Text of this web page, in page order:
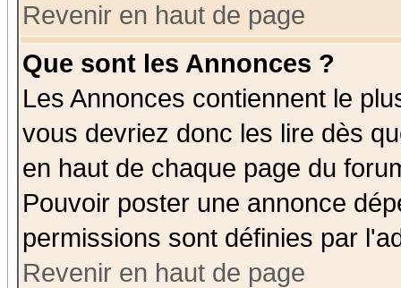
Revenir en haut de page
Que sont les Annonces ?
Les Annonces contiennent le
vous devriez donc les lire dès
en haut de chaque page du
Pouvoir poster une annonce
permissions sont définies par
Revenir en haut de page